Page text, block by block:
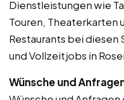
Dienstleistungen wie
Touren, Theaterkarten
Restaurants bei
und Vollzeitjobs in
Wünsche und